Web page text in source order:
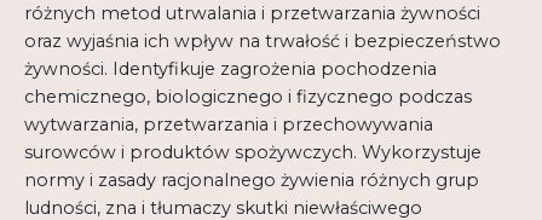
różnych metod utrwalania i przetwarzania żywności
oraz wyjaśnia ich wpływ na trwałość i bezpieczeństwo
żywności. Identyfikuje zagrożenia pochodzenia
chemicznego, biologicznego i fizycznego podczas
wytwarzania, przetwarzania i przechowywania
surowców i produktów spożywczych. Wykorzystuje
normy i zasady racjonalnego żywienia różnych grup
ludności, zna i tłumaczy skutki niewłaściwego